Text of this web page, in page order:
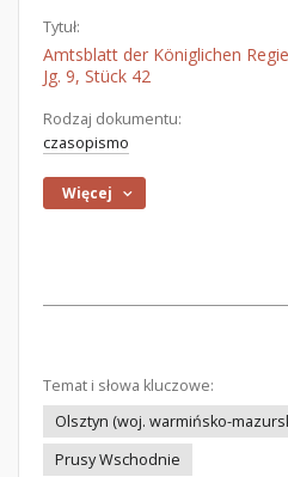
Tytuł:
Amtsblatt der Königlichen
Jg. 9, Stück 42
Rodzaj dokumentu:
czasopismo
Więcej
Temat i słowa kluczowe:
Olsztyn (woj. warmińsko-
Prusy Wschodnie